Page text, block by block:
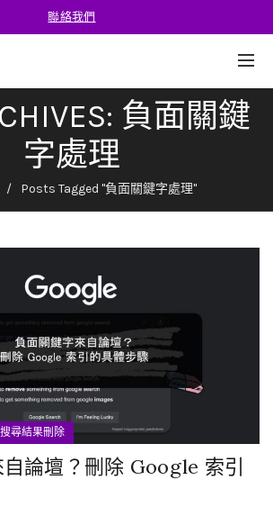
聯絡我們
負面關鍵
字處理
Posts Tagged "負面關鍵字處理"
尋結果刪除
論壇？刪除 Google 索引